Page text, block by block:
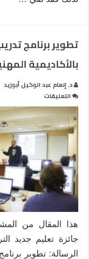
تطوير برنامج
بالأكاديمية
د. إنعام عبد الوكيل أبوزيد
التعليقات
تطوير
برنامج
تدريب
معلمي
العلوم
بالأكاديمية
المهنية
للمعلمين
مغلقة
هذا المقال من
جائزة تعليم جديد
الرسالة: تطوير